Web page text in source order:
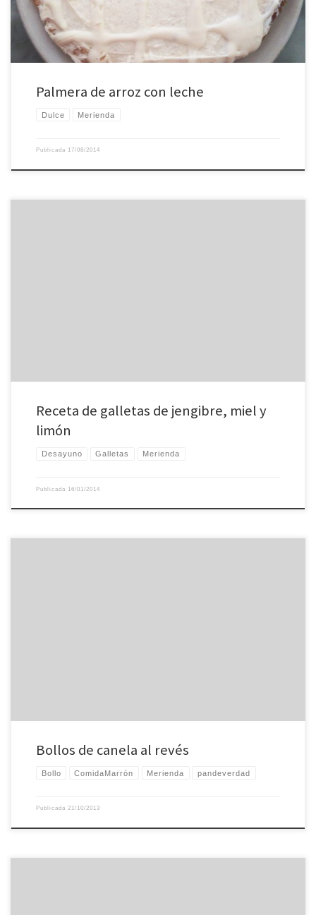
Palmera de arroz con leche
Dulce Merienda
Publicada 17/08/2014
Receta de galletas de jengibre, miel y
limón
Desayuno Galletas Merienda
Publicada 16/01/2014
Bollos de canela al revés
Bollo ComidaMarrón Merienda pandeverdad
Publicada 21/10/2013